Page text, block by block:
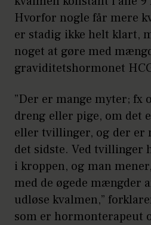
Hvorfor nogle får mere
er stadig ikke helt klart,
noget at gøre med
graviditetshormonet
”Der er mange myter; fx
dreng eller pige, om det
eller tvillinger, og der er
det sidste. Ved tvillinger
i kroppen, og man
med de øgede mængder
udløse kvalmen,”
som er hormonterapeut